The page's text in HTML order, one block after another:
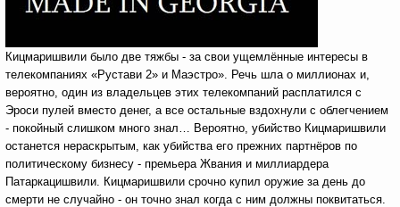
Кицмаришвили было две тяжбы - за свои ущемлённые интересы в
телекомпаниях «Рустави 2» и Маэстро». Речь шла о миллионах и,
вероятно, один из владельцев этих телекомпаний расплатился с
Эроси пулей вместо денег, а все остальные вздохнули с облегчением
- покойный слишком много знал… Вероятно, убийство Кицмаришвили
останется нераскрытым, как убийства его прежних партнёров по
политическому бизнесу - премьера Жвания и миллиардера
Патаркацишвили. Кицмаришвили срочно купил оружие за день до
смерти не случайно - он точно знал когда с ним должны поквитаться.